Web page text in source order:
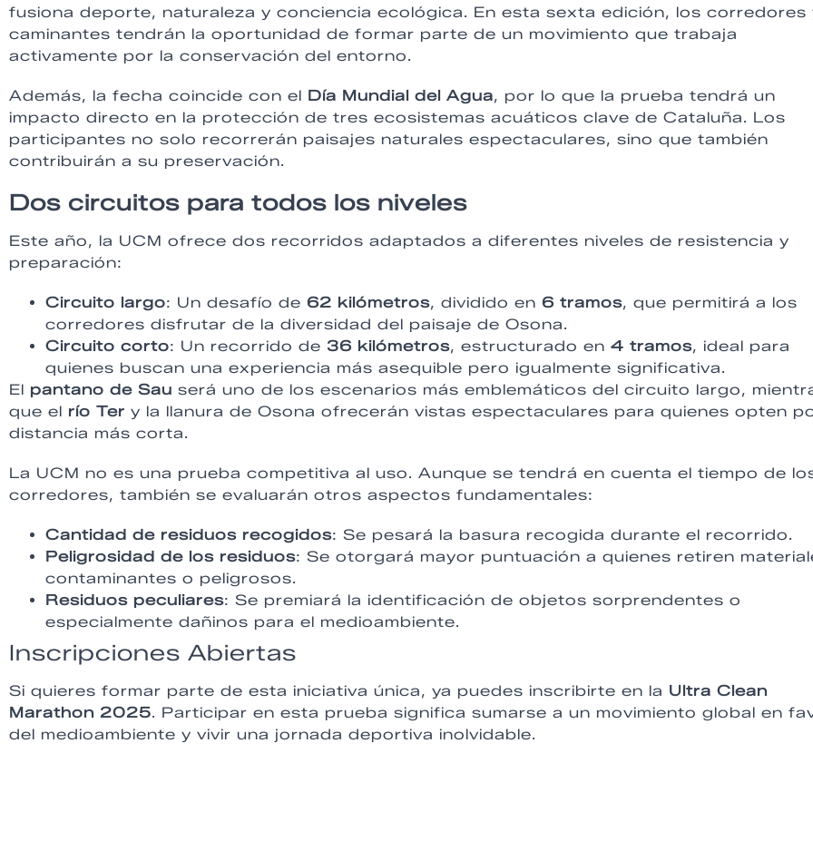
fusiona deporte, naturaleza y conciencia ecológica. En esta sexta edición, los corredores
caminantes tendrán la oportunidad de formar parte de un movimiento que trabaja
activamente por la conservación del entorno.
Además, la fecha coincide con el Día Mundial del Agua, por lo que la prueba tendrá un
impacto directo en la protección de tres ecosistemas acuáticos clave de Cataluña. Los
participantes no solo recorrerán paisajes naturales espectaculares, sino que también
contribuirán a su preservación.
Dos circuitos para todos los niveles
Este año, la UCM ofrece dos recorridos adaptados a diferentes niveles de resistencia y
preparación:
Circuito largo: Un desafío de 62 kilómetros, dividido en 6 tramos, que permitirá a los
corredores disfrutar de la diversidad del paisaje de Osona.
Circuito corto: Un recorrido de 36 kilómetros, estructurado en 4 tramos, ideal para
quienes buscan una experiencia más asequible pero igualmente significativa.
El pantano de Sau será uno de los escenarios más emblemáticos del circuito largo,
que el río Ter y la llanura de Osona ofrecerán vistas espectaculares para quienes opten
distancia más corta.
La UCM no es una prueba competitiva al uso. Aunque se tendrá en cuenta el tiempo de
corredores, también se evaluarán otros aspectos fundamentales:
Cantidad de residuos recogidos: Se pesará la basura recogida durante el recorrido.
Peligrosidad de los residuos: Se otorgará mayor puntuación a quienes retiren
contaminantes o peligrosos.
Residuos peculiares: Se premiará la identificación de objetos sorprendentes o
especialmente dañinos para el medioambiente.
Inscripciones Abiertas
Si quieres formar parte de esta iniciativa única, ya puedes inscribirte en la Ultra Clean
Marathon 2025. Participar en esta prueba significa sumarse a un movimiento global en
del medioambiente y vivir una jornada deportiva inolvidable.